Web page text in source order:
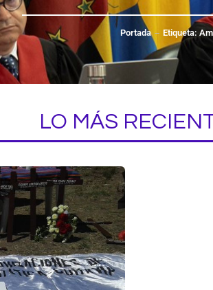
Portada Etiqueta:
LO MÁS